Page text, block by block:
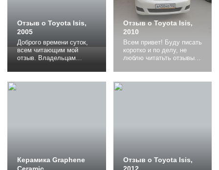
Отзыв о Toyota Isis,
2005
Доброго времени суток,
всем читающим мой
отзыв. Владельцам
посвящается, потому, как
повествовать я буду о
Отзыв о Toyota Isis,
2010
Всем привет! Буду писать
коротко и по делу, не
люблю читатьть отзывы
томах все одно и потому,
с фото тоже не буду
Керамика Graphene
Отзыв о Toyota Isis,